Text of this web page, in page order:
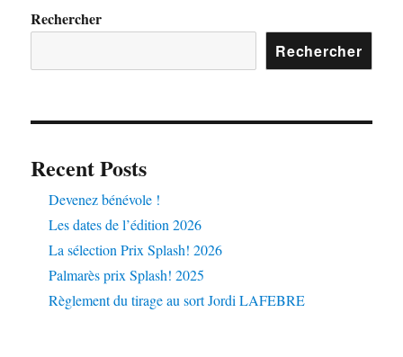
Rechercher
Rechercher
Recent Posts
Devenez bénévole !
Les dates de l’édition 2026
La sélection Prix Splash! 2026
Palmarès prix Splash! 2025
Règlement du tirage au sort Jordi LAFEBRE